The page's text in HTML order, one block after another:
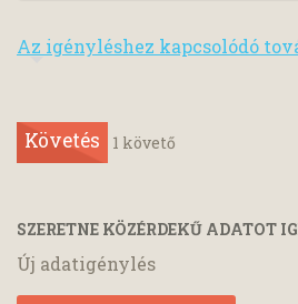
Az igényléshez kapcsolódó
Követés 1 követő
SZERETNE KÖZÉRDEKŰ ADATOT
Új adatigénylés